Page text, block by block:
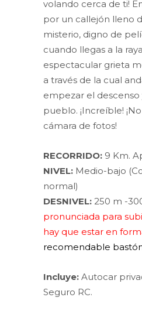
volando cerca de ti!
por un callejón lleno
misterio, digno de
cuando llegas a la
espectacular grieta
a través de la cual
empezar el descenso
pueblo. ¡Increíble!
cámara de fotos!
RECORRIDO: 9 Km.
NIVEL: Medio-bajo
normal)
DESNIVEL: 250 m -
pronunciada para
hay que estar en
recomendable
Incluye: Autocar
Seguro RC.